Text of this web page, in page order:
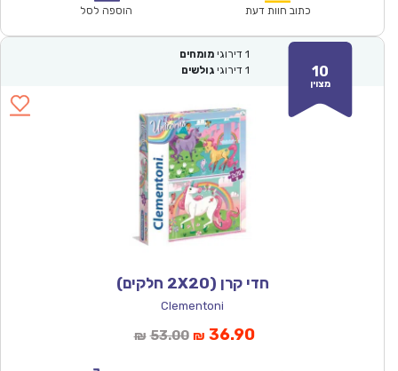
₪114.00.
כתוב חוות דעת הוספה לסל
10
מצוין
1 דירוגי מומחים
1 דירוגי גולשים
חדי קרן (2X20 חלקים)
Clementoni
₪ 53.00המחיר
₪ 36.90המחיר